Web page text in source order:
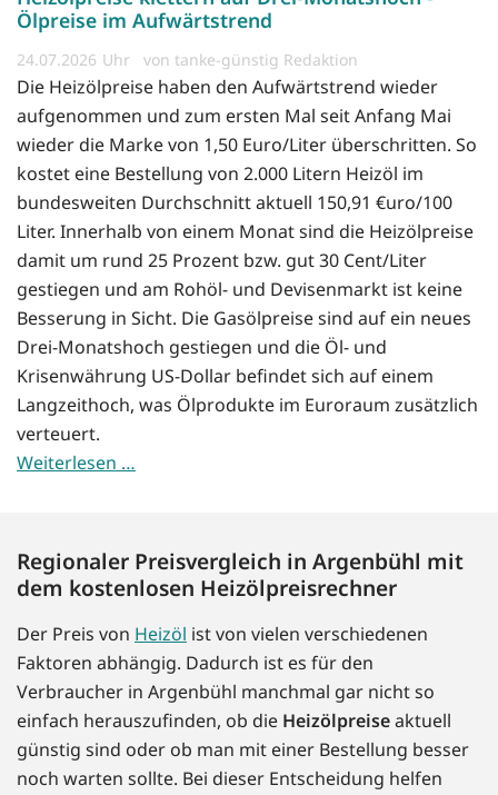
Ölpreise im Aufwärtstrend
24.07.2026 von tanke-günstig Redaktion
Die Heizölpreise haben den Aufwärtstrend wieder
aufgenommen und zum ersten Mal seit Anfang Mai
wieder die Marke von 1,50 Euro/Liter überschritten. So
kostet eine Bestellung von 2.000 Litern Heizöl im
bundesweiten Durchschnitt aktuell 150,91 €uro/100
Liter. Innerhalb von einem Monat sind die Heizölpreise
damit um rund 25 Prozent bzw. gut 30 Cent/Liter
gestiegen und am Rohöl- und Devisenmarkt ist keine
Besserung in Sicht. Die Gasölpreise sind auf ein neues
Drei-Monatshoch gestiegen und die Öl- und
Krisenwährung US-Dollar befindet sich auf einem
Langzeithoch, was Ölprodukte im Euroraum zusätzlich
verteuert.
Weiterlesen …
Regionaler Preisvergleich in Argenbühl mit
dem kostenlosen Heizölpreisrechner
Der Preis von Heizöl ist von vielen verschiedenen
Faktoren abhängig. Dadurch ist es für den
Verbraucher in Argenbühl manchmal gar nicht so
einfach herauszufinden, ob die Heizölpreiseaktuell
günstig sind oder ob man mit einer Bestellung besser
noch warten sollte. Bei dieser Entscheidung helfen